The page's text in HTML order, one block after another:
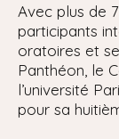
Avec plus de
participants
oratoires et
Panthéon, le
l’université
pour sa